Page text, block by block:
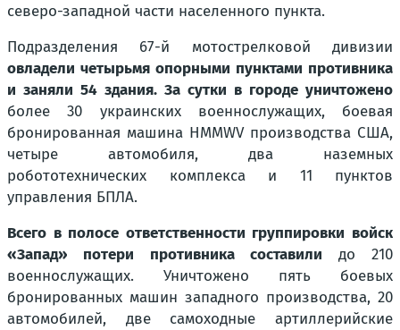
северо-западной части населенного пункта.
Подразделения 67-й мотострелковой дивизии
овладели четырьмя опорными пунктами противника
и заняли 54 здания. За сутки в городе уничтожено
более 30 украинских военнослужащих, боевая
бронированная машина HMMWV производства США,
четыре автомобиля, два наземных
робототехнических комплекса и 11 пунктов
управления БПЛА.
Всего в полосе ответственности группировки войск
«Запад» потери противника составили до 210
военнослужащих. Уничтожено пять боевых
бронированных машин западного производства, 20
автомобилей, две самоходные артиллерийские